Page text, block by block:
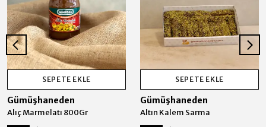
SEPETE EKLE
Gümüşhaneden
Alıç Marmelatı 800Gr
SEPETE EKLE
Gümüşhaneden
Altın Kalem Sarma